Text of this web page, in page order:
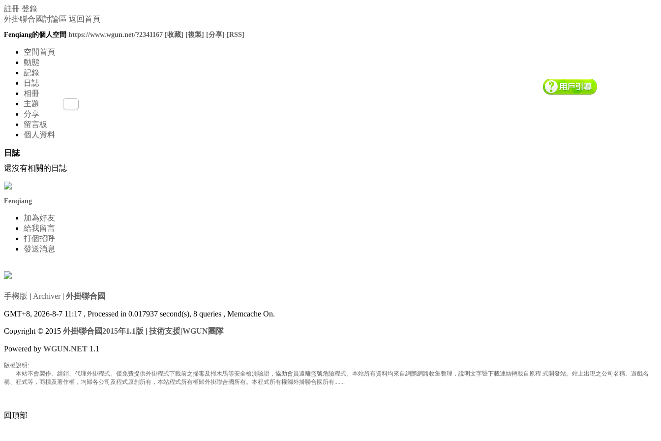
註冊 登錄
外掛聯合國討論區 返回首頁
Fenqiang的個人空間 https://www.wgun.net/?2341167 [收藏] [複製] [分享] [RSS]
空間首頁
動態
記錄
日誌
相冊
主題
分享
留言板
個人資料
日誌
還沒有相關的日誌
Fenqiang
加為好友
給我留言
打個招呼
發送消息
手機版 | Archiver| 外掛聯合國
GMT+8, 2026-8-7 11:17 , Processed in 0.017937 second(s), 8 queries , Memcache On.
Copyright © 2015 外掛聯合國2015年1.1版 | 技術支援|WGUN團隊
Powered by WGUN.NET 1.1
版權說明:
本站不會製作、經銷、代理外掛程式。僅免費提供外掛程式下載前之掃毒及掃木馬等安全檢測驗證，協助會員遠離盜號危險程式。本站所有資料均來自網際網路收集整理，說明文字暨下載連結轉載自原程 式開發站。站上出現之公司名稱、遊戲名
稱、程式等，商標及著作權，均歸各公司及程式原創所有，本站程式所有權歸外掛聯合國所有。本程式所有權歸外掛聯合國所有.......
回頂部